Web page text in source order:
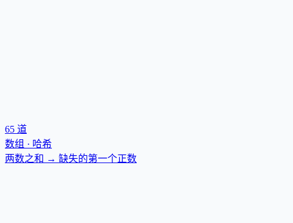
65 道
数组 · 哈希
两数之和 → 缺失的第一个正数